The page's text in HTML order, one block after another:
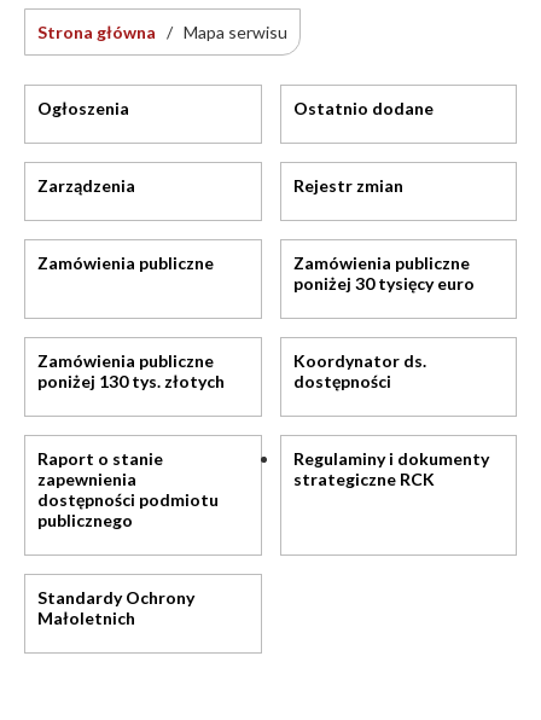
Strona główna / Mapa serwisu
Ogłoszenia Ostatnio dodane
Zarządzenia Rejestr zmian
Zamówienia publiczne
Zamówienia publiczne
poniżej 30 tysięcy euro
Zamówienia publiczne
poniżej 130 tys. złotych
Koordynator ds.
dostępności
Raport o stanie
zapewnienia
dostępności podmiotu
publicznego
Regulaminy i dokumenty
strategiczne RCK
Standardy Ochrony
Małoletnich